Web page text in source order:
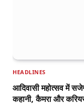
HEADLINES
आदिवासी महोत्सव में
कहानी, कैमरा और